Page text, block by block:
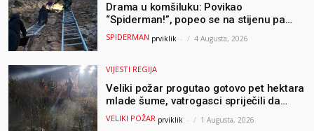
Drama u komšiluku: Povikao
“Spiderman!”, popeo se na stijenu pa
ostao zarobljen
SPIDERMAN prviklik - 4 Augusta, 2026
VIJESTI REGIJA
Veliki požar progutao gotovo pet hektara
mlade šume, vatrogasci spriječili da
dođe do još veće katastrofe
VELIKI POŽAR prviklik - 1 Augusta, 2026